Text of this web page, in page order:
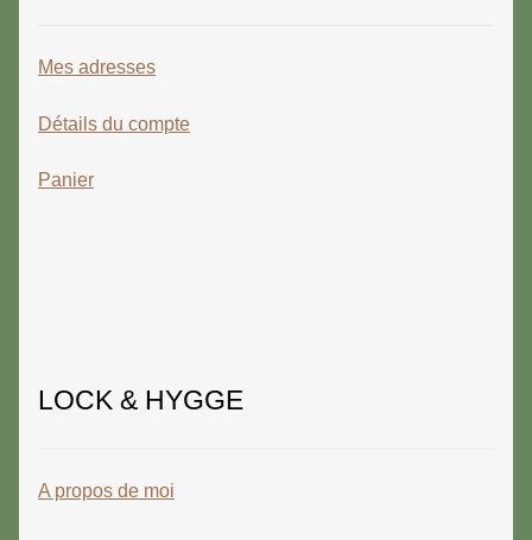
Mes adresses
Détails du compte
Panier
LOCK & HYGGE
A propos de moi